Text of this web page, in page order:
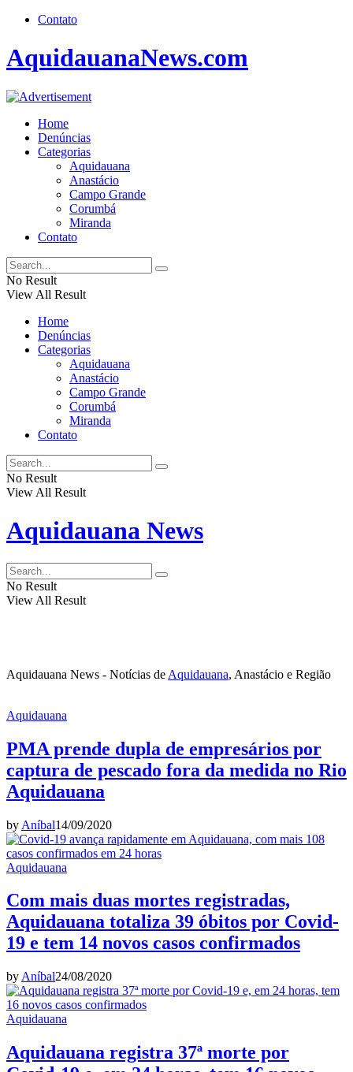
Contato
AquidauanaNews.com
Home
Denúncias
Categorias
Aquidauana
Anastácio
Campo Grande
Corumbá
Miranda
Contato
No Result
View All Result
Home
Denúncias
Categorias
Aquidauana
Anastácio
Campo Grande
Corumbá
Miranda
Contato
No Result
View All Result
Aquidauana News
No Result
View All Result
Aquidauana News - Notícias de Aquidauana, Anastácio e Região
Aquidauana
PMA prende dupla de empresários por
captura de pescado fora da medida no Rio
Aquidauana
by Aníbal14/09/2020
Aquidauana
Com mais duas mortes registradas,
Aquidauana totaliza 39 óbitos por Covid-
19 e tem 14 novos casos confirmados
by Aníbal24/08/2020
Aquidauana
Aquidauana registra 37ª morte por